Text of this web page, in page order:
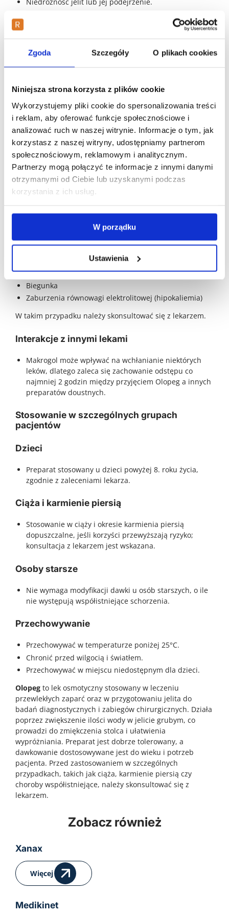
Zgoda Szczegóły O plikach cookies
Niniejsza strona korzysta z plików cookie
Wykorzystujemy pliki cookie do spersonalizowania treści
i reklam, aby oferować funkcje społecznościowe i
analizować ruch w naszej witrynie. Informacje o tym, jak
korzystasz z naszej witryny, udostępniamy partnerom
społecznościowym, reklamowym i analitycznym.
Partnerzy mogą połączyć te informacje z innymi danymi
otrzymanymi od Ciebie lub uzyskanymi podczas
korzystania z ich usług.
W porządku
Ustawienia
Ostra choroba wrzodowa przewodu pokarmowego.
Ostrzeżenia i środki ostrożności
U pacjentów z chorobami serca, nerek lub w trakcie
przyjmowania innych leków należy zachować
ostrożność.
W przypadku wystąpienia działań niepożądanych
należy przerwać stosowanie i skontaktować się z
lekarzem.
Działania niepożądane
Lek jest zazwyczaj dobrze tolerowany. Rzadko mogą
wystąpić:
Biegunka
Biegunka
Zaburzenia równowagi elektrolitowej (hipokaliemia)
W takim przypadku należy skonsultować się z lekarzem.
Interakcje z innymi lekami
Makrogol może wpływać na wchłanianie niektórych
leków, dlatego zaleca się zachowanie odstępu co
najmniej 2 godzin między przyjęciem Olopeg a innych
preparatów doustnych.
Stosowanie w szczególnych grupach
pacjentów
Dzieci
Preparat stosowany u dzieci powyżej 8. roku życia,
zgodnie z zaleceniami lekarza.
Ciąża i karmienie piersią
Stosowanie w ciąży i okresie karmienia piersią
dopuszczalne, jeśli korzyści przewyższają ryzyko;
konsultacja z lekarzem jest wskazana.
Osoby starsze
Nie wymaga modyfikacji dawki u osób starszych, o ile
nie występują współistniejące schorzenia.
Przechowywanie
Przechowywać w temperaturze poniżej 25°C.
Chronić przed wilgocią i światłem.
Przechowywać w miejscu niedostępnym dla dzieci.
Olopeg to lek osmotyczny stosowany w leczeniu
przewlekłych zaparć oraz w przygotowaniu jelita do
badań diagnostycznych i zabiegów chirurgicznych. Działa
poprzez zwiększenie ilości wody w jelicie grubym, co
prowadzi do zmiękczenia stolca i ułatwienia
wypróżniania. Preparat jest dobrze tolerowany, a
dawkowanie dostosowywane jest do wieku i potrzeb
pacjenta. Przed zastosowaniem w szczególnych
przypadkach, takich jak ciąża, karmienie piersią czy
choroby współistniejące, należy skonsultować się z
lekarzem.
Zobacz również
Xanax
Więcej
Medikinet
bakteryjne dróg oddechowych, skóry, tkanek
problemem zdrowotnym zarówno w populacji
dorosłych, jak i dzieci. Choroby takie jak zapalenie
płuc, zapalenie oskrzeli, zakażenia gardła i
powikłań, jeśli nie zostaną skutecznie leczone.
Nieleczone zakażenia bakteryjne mogą skutkować
oparta na estetrolu Antykoncepcja hormonalna
Antykoncepcja hormonalna od dekad stanowi
jedno z najczęściej wybieranych rozwiązań w
zakresie kontroli płodności. Współczesne kobiety
bezpieczeństwa, lepszej tolerancji i mniejszego
wpływu na organizm. W odpowiedzi na te potrzeby